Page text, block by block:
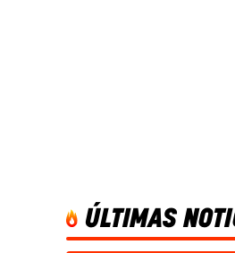
ÚLTIMAS